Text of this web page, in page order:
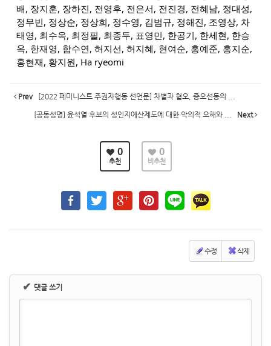
배, 장지훈, 장하진, 전영후, 전은서, 전진경, 전혜남, 정대성,
정무빈, 정상순, 정상희, 정수영, 김범규, 정해진, 조영상, 차
태영, 최수옥, 최정필, 최종두, 표영민, 한공기, 한세현, 한승
옥, 한재영, 함수연, 허지선, 허지혜, 현여순, 홍예준, 홍지순,
홍현재, 황지원, Ha ryeomi
Prev [2022 페미니스트 주권자행동 선언문] 차별과 혐오, 증오선동의 ...
[공동성명] 윤석열 후보의 성인지예산제도에 대한 악의적 오해와 ... Next
0
추천
0
비추천
수정 삭제
✔ 댓글 쓰기